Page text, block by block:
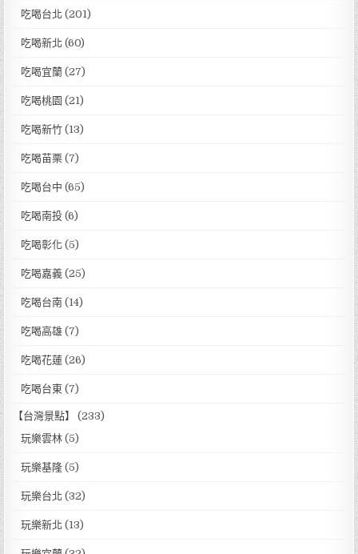
吃喝台北 (201)
吃喝新北 (60)
吃喝宜蘭 (27)
吃喝桃園 (21)
吃喝新竹 (13)
吃喝苗栗 (7)
吃喝台中 (65)
吃喝南投 (6)
吃喝彰化 (5)
吃喝嘉義 (25)
吃喝台南 (14)
吃喝高雄 (7)
吃喝花蓮 (26)
吃喝台東 (7)
【台灣景點】
(233)
玩樂雲林 (5)
玩樂基隆 (5)
玩樂台北 (32)
玩樂新北 (13)